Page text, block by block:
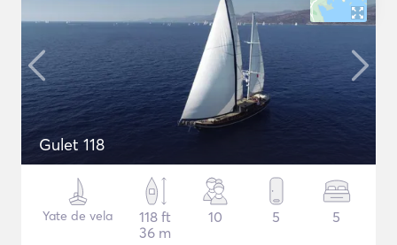
Gulet 118
Yate de vela
118 ft
36 m
10 5 5